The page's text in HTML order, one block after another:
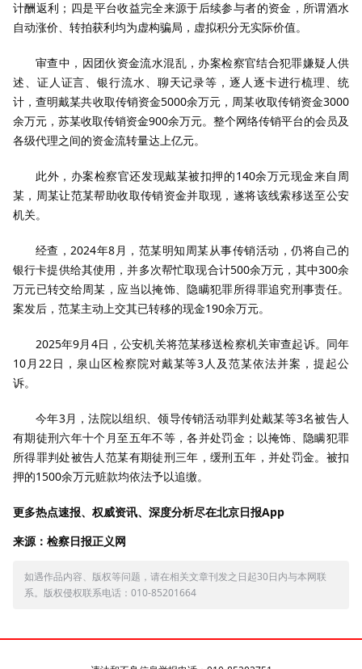
计酬返利；四是平台收益完全来源于后续参与者的资金，所谓酒水
自动涨价、转拍获利均为虚构骗局，虚拟积分无实际价值。
审查中，因团伙资金流水混乱，办案检察官结合犯罪嫌疑人供
述、证人证言、银行流水、聊天记录等，逐人逐卡进行梳理、统
计，查明戴某共收取传销资金5000余万元，周某收取传销资金3000
余万元，苏某收取传销资金900余万元。整个网络传销平台的会员及
各级代理之间的资金流转量达上亿元。
此外，办案检察官还发现戴某被扣押的140余万元现金来自周
某，周某让范某帮助收取传销资金并取现，遂将该线索移送至公安
机关。
经查，2024年8月，范某明知周某从事传销活动，仍将自己的
银行卡提供给其使用，并多次帮忙取现合计500余万元，其中300余
万元已转交给周某，应当以掩饰、隐瞒犯罪所得罪追究刑事责任。
案发后，范某主动上交其已转移的现金190余万元。
2025年9月4日，公安机关将范某移送检察机关审查起诉。同年
10月22日，泉山区检察院对戴某等3人及范某依法并案，提起公
诉。
今年3月，法院以组织、领导传销活动罪判处戴某等3名被告人
有期徒刑六年十个月至五年不等，各并处罚金；以掩饰、隐瞒犯罪
所得罪判处被告人范某有期徒刑三年，缓刑五年，并处罚金。被扣
押的1500余万元赃款均依法予以追缴。
更多热点速报、权威资讯、深度分析尽在北京日报App
来源：检察日报正义网
如遇作品内容、版权等问题，请在相关文章刊发之日起30日内与本网联
系。版权侵权联系电话：010-85201664